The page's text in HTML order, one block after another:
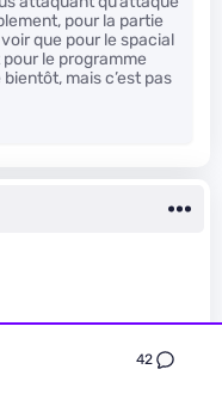
42
pour la partie
que pour le spacial
le programme
mais c’est pas